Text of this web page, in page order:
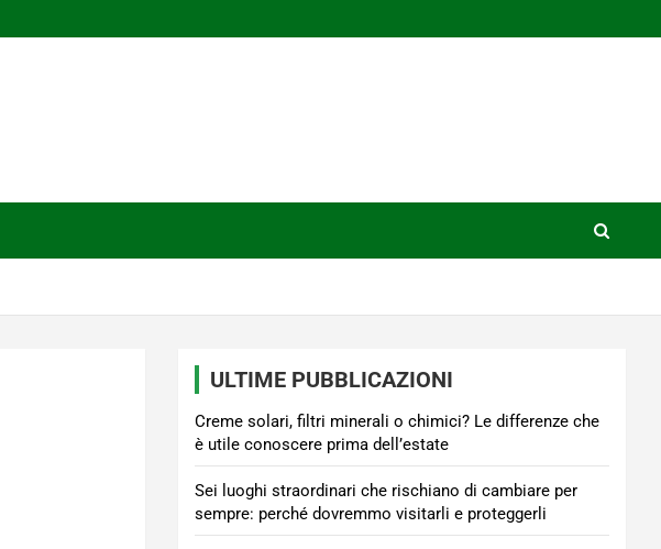
ULTIME PUBBLICAZIONI
Creme solari, filtri minerali o chimici? Le differenze che
è utile conoscere prima dell’estate
Sei luoghi straordinari che rischiano di cambiare per
sempre: perché dovremmo visitarli e proteggerli